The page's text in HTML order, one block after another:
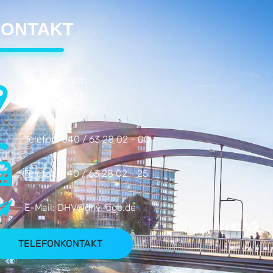
Hausanschrift:
20537 Hamburg
Telefon:040 / 63 28 02 - 00
Telefax: 040 / 63 28 02 - 25
E-Mail:DHV@dhv-cgb.de
TELEFONKONTAKT